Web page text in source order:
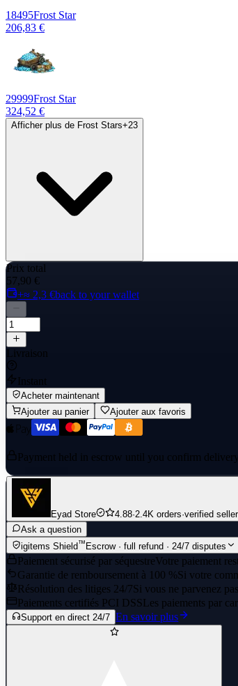
18495Frost Star
206,83 €
29999Frost Star
324,52 €
Afficher plus de Frost Stars+23
Prix total
57,90 €
+≈ 2,3 €back to your wallet
Livraison
Instant
Acheter maintenant
Ajouter au panier
Ajouter aux favoris
Payment held in escrow until you confirm delivery
Eyad Store 4.88·2.4K orders·verified seller
Ask a question
igitems Shield™ Escrow · full refund · 24/7 disputes
Paiement sécurisé par séquestreVotre paiement
Garantie de remboursement à 100 %Si votre
Résolution des litiges 24/7Si vous ne parvenez
Paiements certifiés PCI DSSLes paiements par
Support en direct 24/7 En savoir plus